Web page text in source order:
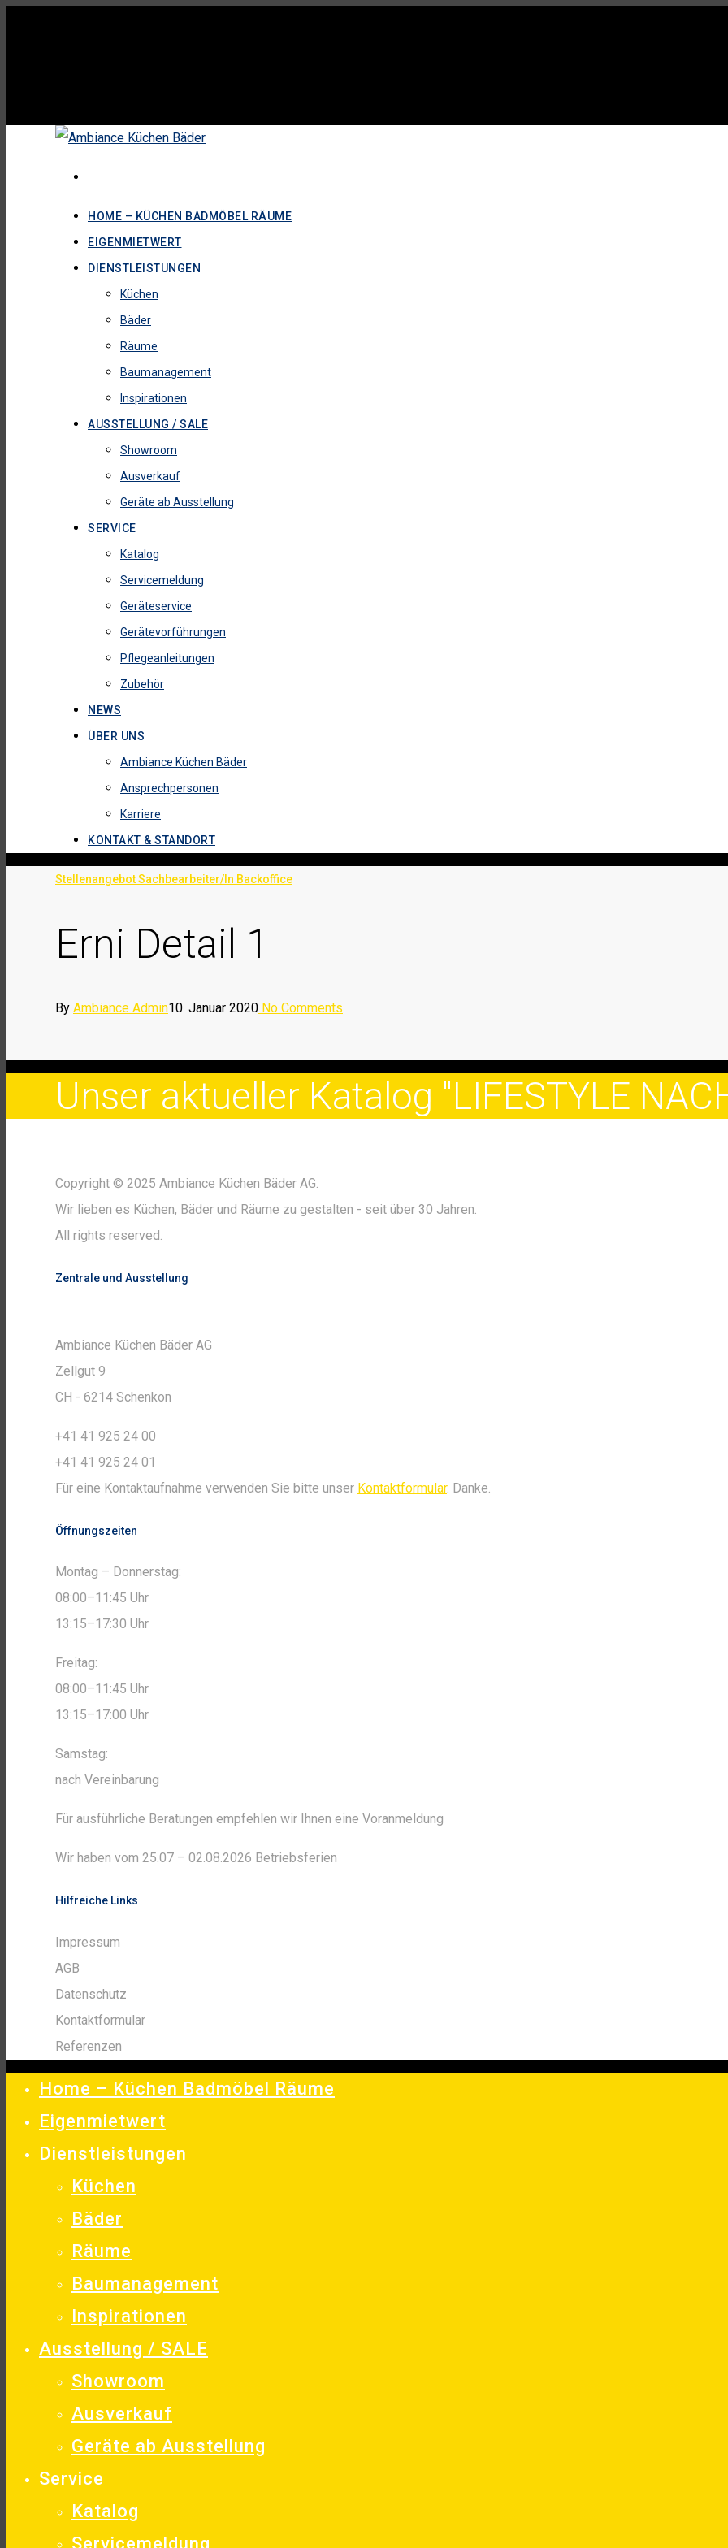
HOME – KÜCHEN BADMÖBEL RÄUME
EIGENMIETWERT
DIENSTLEISTUNGEN
Küchen
Bäder
Räume
Baumanagement
Inspirationen
AUSSTELLUNG / SALE
Showroom
Ausverkauf
Geräte ab Ausstellung
SERVICE
Katalog
Servicemeldung
Geräteservice
Gerätevorführungen
Pflegeanleitungen
Zubehör
NEWS
ÜBER UNS
Ambiance Küchen Bäder
Ansprechpersonen
Karriere
KONTAKT & STANDORT
Stellenangebot Sachbearbeiter/In Backoffice
Erni Detail 1
By Ambiance Admin10. Januar 2020 No Comments
Unser aktueller Katalog "LIFESTYLE
Copyright © 2025 Ambiance Küchen Bäder AG.
Wir lieben es Küchen, Bäder und Räume zu gestalten - seit über 30 Jahren.
All rights reserved.
Zentrale und Ausstellung
Ambiance Küchen Bäder AG
Zellgut 9
CH - 6214 Schenkon
+41 41 925 24 00
+41 41 925 24 01
Für eine Kontaktaufnahme verwenden Sie bitte unser Kontaktformular. Danke.
Öffnungszeiten
Montag – Donnerstag:
08:00–11:45 Uhr
13:15–17:30 Uhr
Freitag:
08:00–11:45 Uhr
13:15–17:00 Uhr
Samstag:
nach Vereinbarung
Für ausführliche Beratungen empfehlen wir Ihnen eine Voranmeldung
Wir haben vom 25.07 – 02.08.2026 Betriebsferien
Hilfreiche Links
Impressum
AGB
Datenschutz
Kontaktformular
Referenzen
Home – Küchen Badmöbel Räume
Eigenmietwert
Dienstleistungen
Küchen
Bäder
Räume
Baumanagement
Inspirationen
Ausstellung / SALE
Showroom
Ausverkauf
Geräte ab Ausstellung
Service
Katalog
Servicemeldung